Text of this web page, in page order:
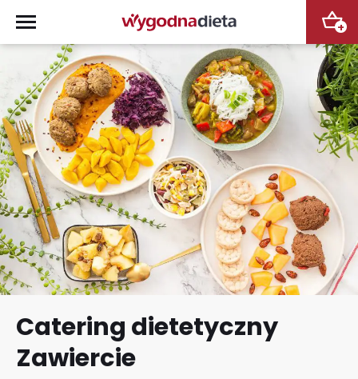
+
Catering dietetyczny
Zawiercie